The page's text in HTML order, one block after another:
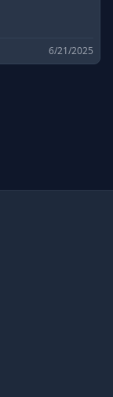
6/21/2025